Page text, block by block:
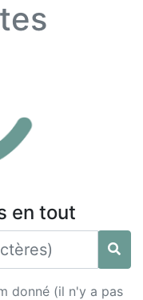
en tout
donné (il n'y a pas